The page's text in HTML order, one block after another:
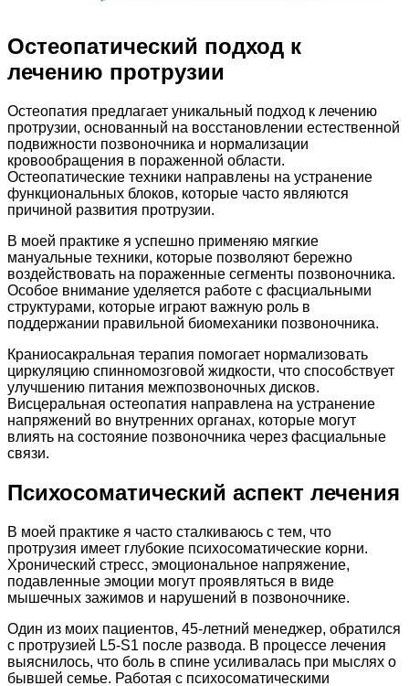
Остеопатический подход к
лечению протрузии
Остеопатия предлагает уникальный подход к лечению
протрузии, основанный на восстановлении естественной
подвижности позвоночника и нормализации
кровообращения в пораженной области.
Остеопатические техники направлены на устранение
функциональных блоков, которые часто являются
причиной развития протрузии.
В моей практике я успешно применяю мягкие
мануальные техники, которые позволяют бережно
воздействовать на пораженные сегменты позвоночника.
Особое внимание уделяется работе с фасциальными
структурами, которые играют важную роль в
поддержании правильной биомеханики позвоночника.
Краниосакральная терапия помогает нормализовать
циркуляцию спинномозговой жидкости, что способствует
улучшению питания межпозвоночных дисков.
Висцеральная остеопатия направлена на устранение
напряжений во внутренних органах, которые могут
влиять на состояние позвоночника через фасциальные
связи.
Психосоматический аспект лечения
В моей практике я часто сталкиваюсь с тем, что
протрузия имеет глубокие психосоматические корни.
Хронический стресс, эмоциональное напряжение,
подавленные эмоции могут проявляться в виде
мышечных зажимов и нарушений в позвоночнике.
Один из моих пациентов, 45-летний менеджер, обратился
с протрузией L5-S1 после развода. В процессе лечения
выяснилось, что боль в спине усиливалась при мыслях о
бывшей семье. Работая с психосоматическими